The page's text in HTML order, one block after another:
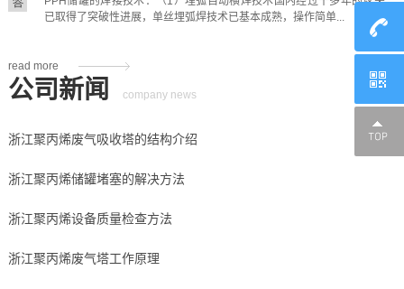
已取得了突破性进展，单丝埋弧焊技术已基本成熟，操作简单...
read more
公司新闻 company news
浙江聚丙烯废气吸收塔的结构介绍
浙江聚丙烯储罐堵塞的解决方法
浙江聚丙烯设备质量检查方法
浙江聚丙烯废气塔工作原理